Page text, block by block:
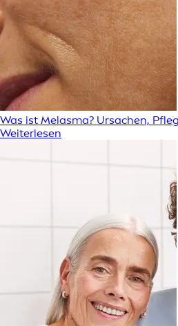
Was ist Melasma? Ursachen,
Weiterlesen